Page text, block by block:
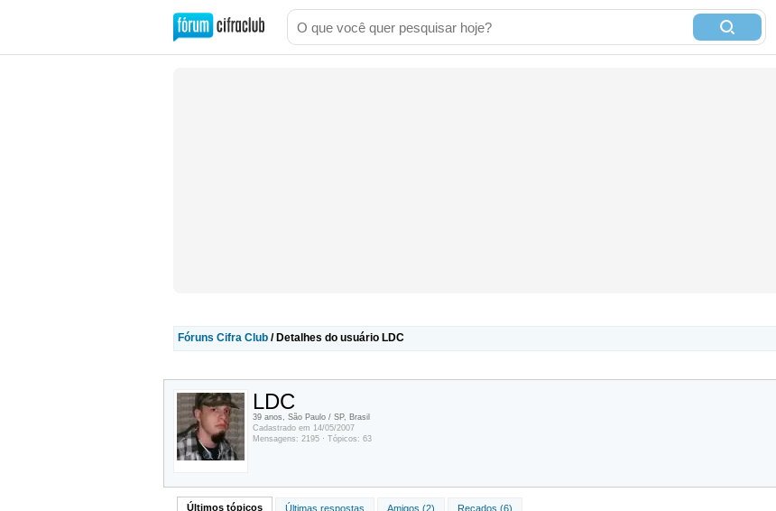
Fóruns Cifra Club / Detalhes do usuário LDC
LDC
39 anos, São Paulo / SP, Brasil
Cadastrado em 14/05/2007
Mensagens: 2195 · Tópicos: 63
Últimos tópicos Últimas respostas Amigos (2) Recados (6)